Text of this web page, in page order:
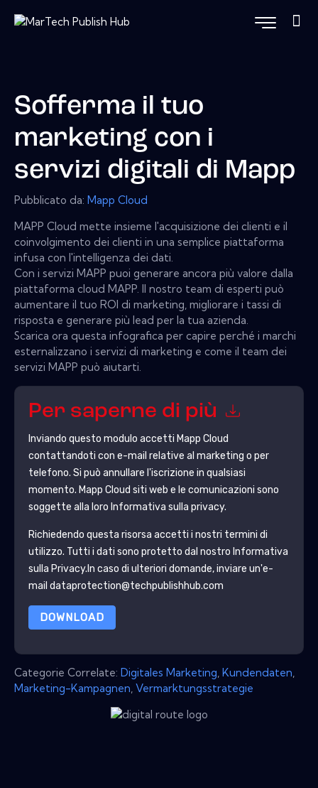
Sofferma il tuo
marketing con i
servizi digitali di Mapp
Pubblicato da: Mapp Cloud
MAPP Cloud mette insieme l'acquisizione dei clienti e il
coinvolgimento dei clienti in una semplice piattaforma
infusa con l'intelligenza dei dati.
Con i servizi MAPP puoi generare ancora più valore dalla
piattaforma cloud MAPP. Il nostro team di esperti può
aumentare il tuo ROI di marketing, migliorare i tassi di
risposta e generare più lead per la tua azienda.
Scarica ora questa infografica per capire perché i marchi
esternalizzano i servizi di marketing e come il team dei
servizi MAPP può aiutarti.
Per saperne di più
Inviando questo modulo accetti Mapp Cloud
contattandoti con e-mail relative al marketing o per
telefono. Si può annullare l'iscrizione in qualsiasi
momento. Mapp Cloud siti web e le comunicazioni sono
soggette alla loro Informativa sulla privacy.
Richiedendo questa risorsa accetti i nostri termini di
utilizzo. Tutti i dati sono protetto dal nostro Informativa
sulla Privacy.In caso di ulteriori domande, inviare un'e-
mail dataprotection@techpublishhub.com
DOWNLOAD
Categorie Correlate: Digitales Marketing Kundendaten
Marketing-Kampagnen Vermarktungsstrategie